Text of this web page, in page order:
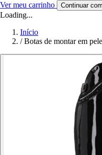
Ver meu carrinho Continuar
Loading...
Início
/ Botas de montar em